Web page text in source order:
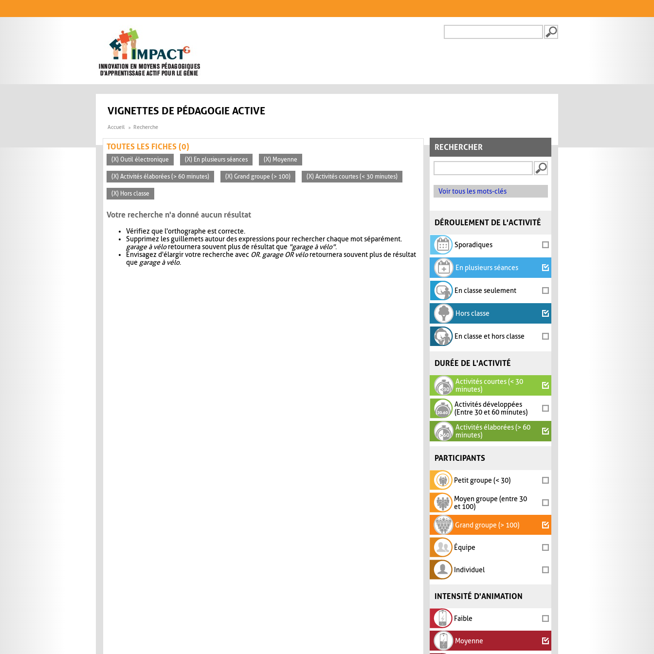
FORMULAIRE DE
VIGNETTES DE PÉDAGOGIE ACTIVE
Accueil Recherche
RECHERCHER
Voir tous les mots-clés
DÉROULEMENT DE L'ACTIVITÉ
Sporadiques
En plusieurs séances
En classe seulement
Hors classe
En classe et hors classe
DURÉE DE L'ACTIVITÉ
Activités courtes (< 30
minutes)
Activités développées
(Entre 30 et 60 minutes)
Activités élaborées (> 60
minutes)
PARTICIPANTS
Petit groupe (< 30)
Moyen groupe (entre 30
et 100)
Grand groupe (> 100)
Équipe
Individuel
INTENSITÉ D'ANIMATION
Faible
Moyenne
TOUTES LES FICHES (0)
(X) Outil électronique (X) En plusieurs séances (X) Moyenne
(X) Activités élaborées (> 60 minutes) (X) Grand groupe (> 100) (X) Activités courtes (< 30 minutes)
(X) Hors classe
Votre recherche n'a donné aucun résultat
Vérifiez que l'orthographe est correcte.
Supprimez les guillemets autour des expressions pour rechercher chaque mot séparément.
garage à véloretournera souvent plus de résultat que "garage à vélo".
Envisagez d'élargir votre recherche avec OR. garage OR véloretournera souvent plus de résultat
que garage à vélo.